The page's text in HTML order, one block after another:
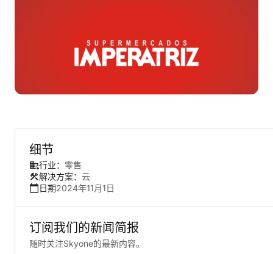
细节
行业： 零售
解决方案： 云
日期2024年11月1日
订阅我们的新闻简报
随时关注Skyone的最新内容。